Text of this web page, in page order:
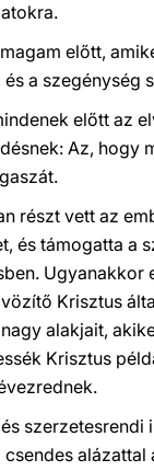
előtt,
a szegénység
előtt az
Az,
részt vett az
és támogatta a
Ugyanakkor
Krisztus
alakjait,
Krisztus